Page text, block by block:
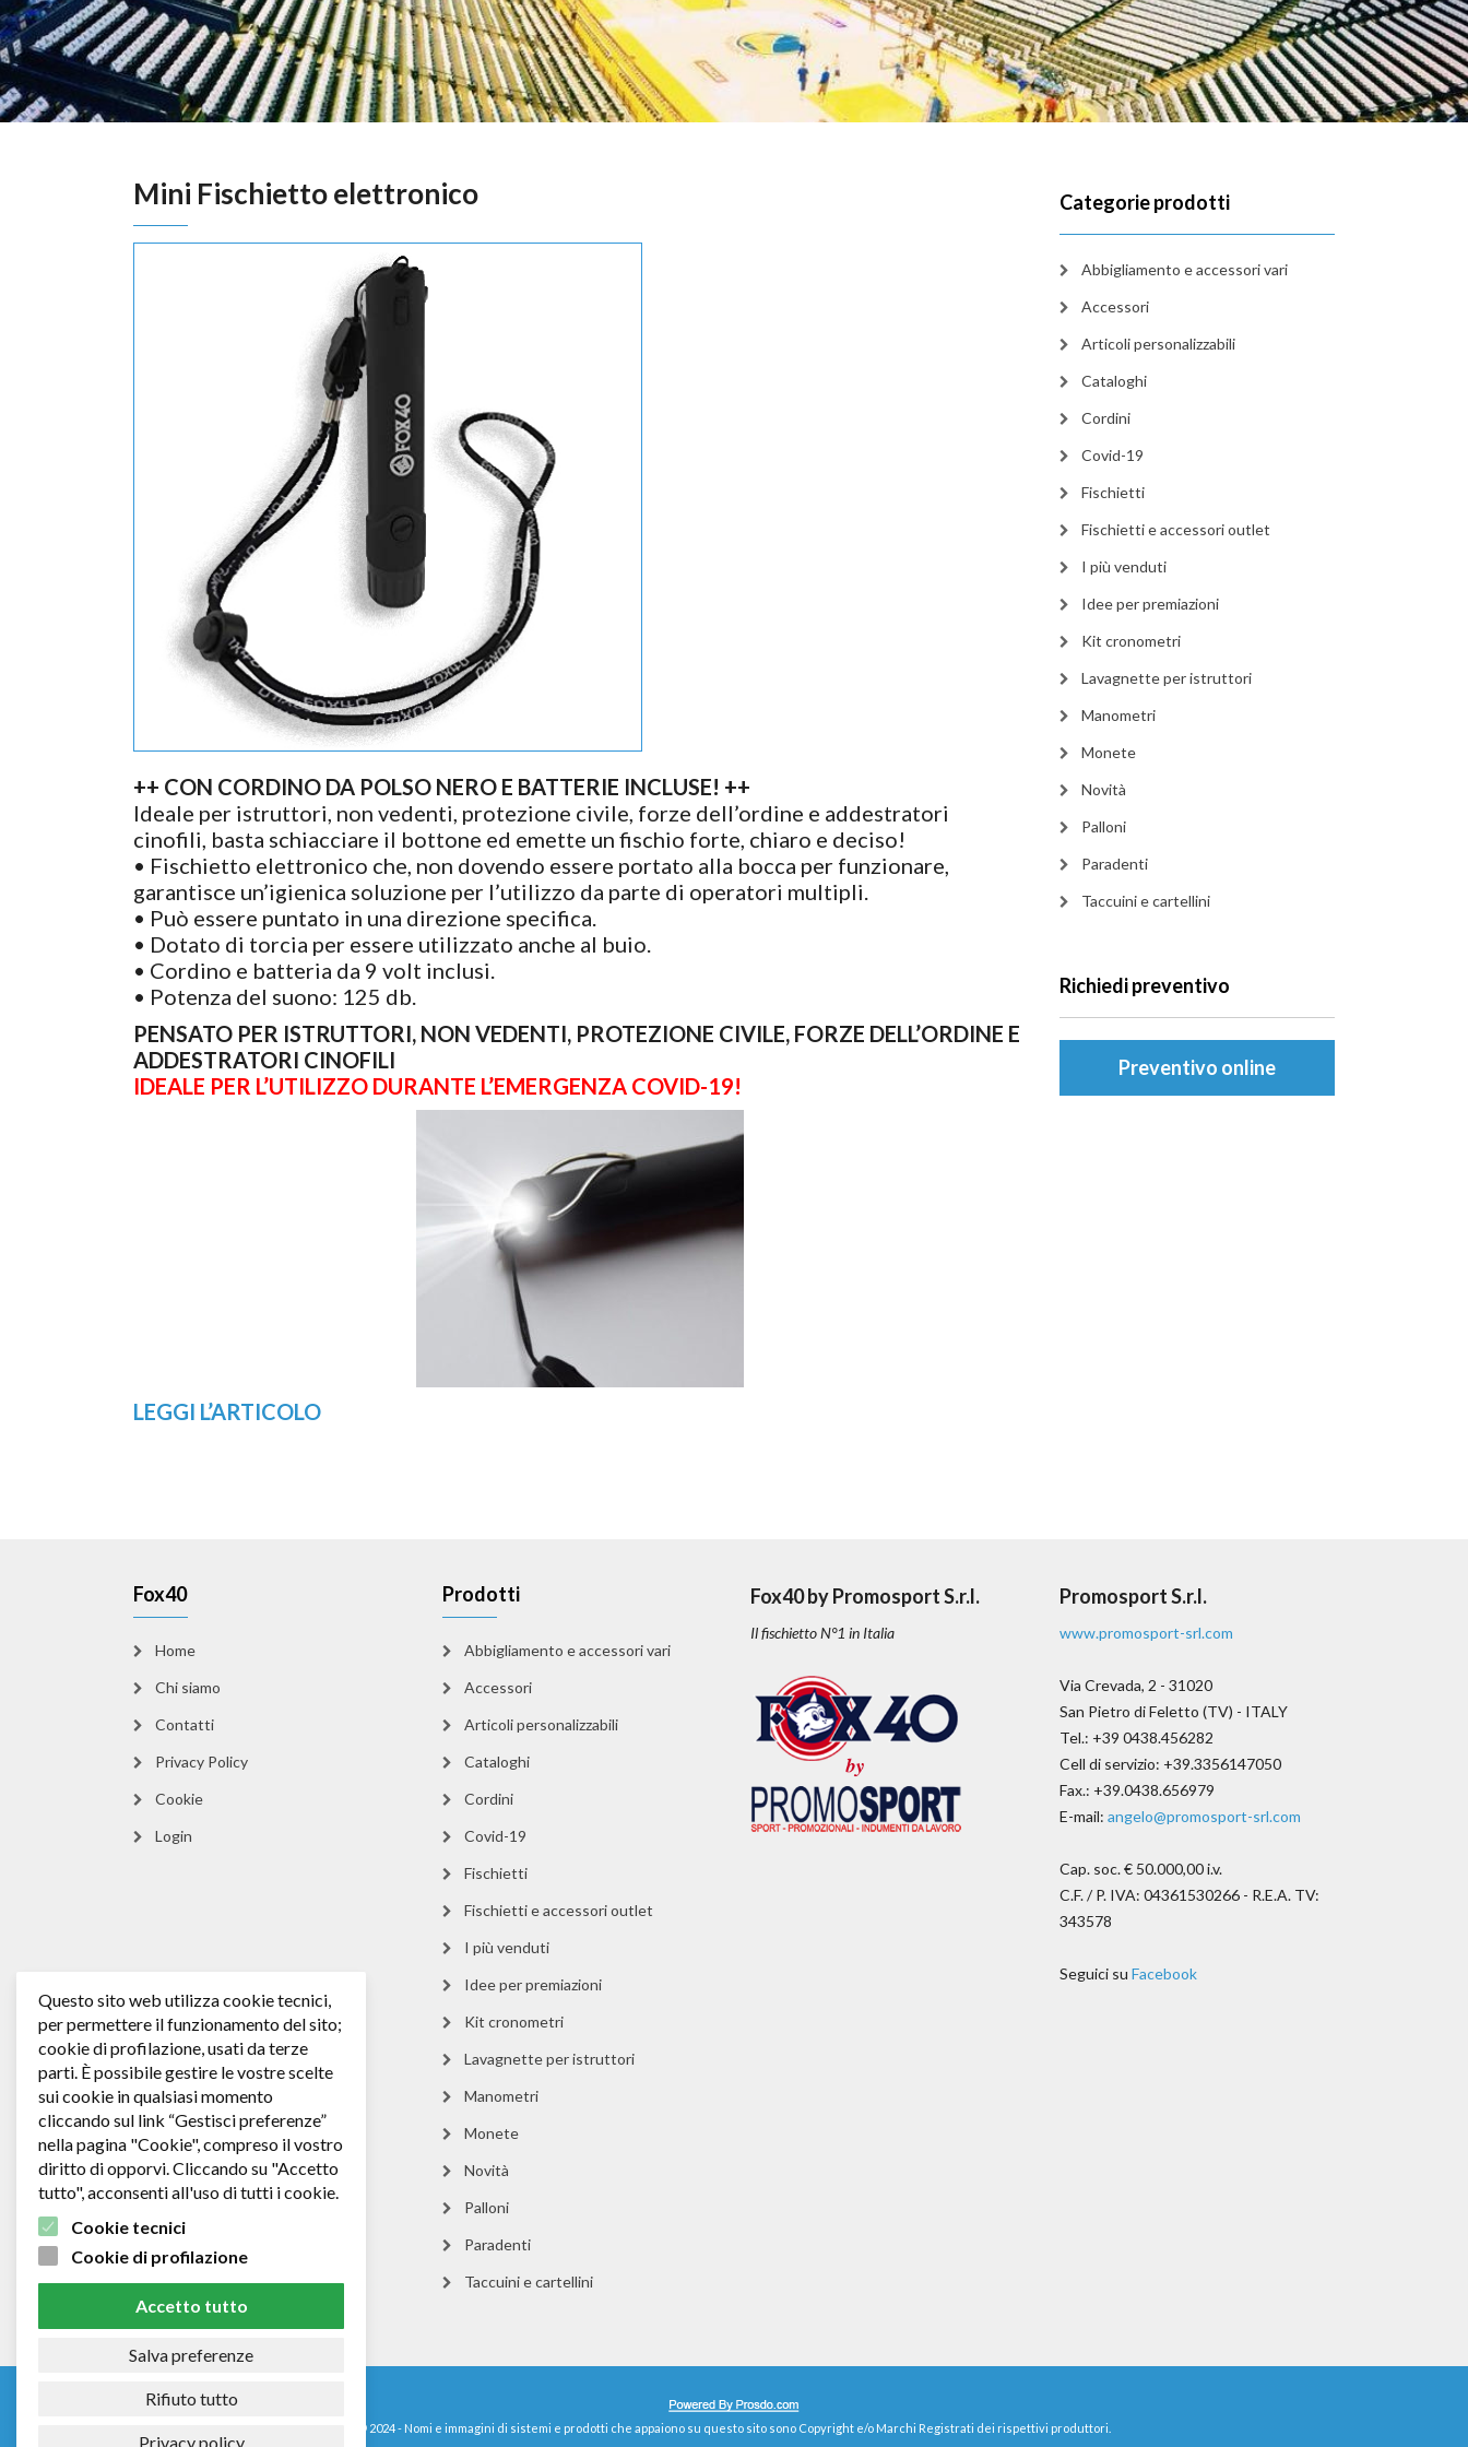
Mini Fischietto elettronico
++ CON CORDINO DA POLSO NERO E BATTERIE INCLUSE! ++
Ideale per istruttori, non vedenti, protezione civile, forze dell’ordine e addestratori
cinofili, basta schiacciare il bottone ed emette un fischio forte, chiaro e deciso!
• Fischietto elettronico che, non dovendo essere portato alla bocca per funzionare,
garantisce un’igienica soluzione per l’utilizzo da parte di operatori multipli.
• Può essere puntato in una direzione specifica.
• Dotato di torcia per essere utilizzato anche al buio.
• Cordino e batteria da 9 volt inclusi.
• Potenza del suono: 125 db.
PENSATO PER ISTRUTTORI, NON VEDENTI, PROTEZIONE CIVILE, FORZE DELL’ORDINE E
ADDESTRATORI CINOFILI
IDEALE PER L’UTILIZZO DURANTE L’EMERGENZA COVID-19!
LEGGI L’ARTICOLO
Categorie prodotti
Abbigliamento e accessori vari
Accessori
Articoli personalizzabili
Cataloghi
Cordini
Covid-19
Fischietti
Fischietti e accessori outlet
I più venduti
Idee per premiazioni
Kit cronometri
Lavagnette per istruttori
Manometri
Monete
Novità
Palloni
Paradenti
Taccuini e cartellini
Richiedi preventivo
Preventivo online
Fox40
Home
Chi siamo
Contatti
Privacy Policy
Cookie
Login
Prodotti
Abbigliamento e accessori vari
Accessori
Articoli personalizzabili
Cataloghi
Cordini
Covid-19
Fischietti
Fischietti e accessori outlet
I più venduti
Idee per premiazioni
Kit cronometri
Lavagnette per istruttori
Manometri
Monete
Novità
Palloni
Paradenti
Taccuini e cartellini
Fox40 by Promosport S.r.l.
Il fischietto N°1 in Italia
Promosport S.r.l.
www.promosport-srl.com
Via Crevada, 2 - 31020
San Pietro di Feletto (TV) - ITALY
Tel.: +39 0438.456282
Cell di servizio: +39.3356147050
Fax.: +39.0438.656979
E-mail: angelo@promosport-srl.com
Cap. soc. € 50.000,00 i.v.
C.F. / P. IVA: 04361530266 - R.E.A. TV:
343578
Seguici su Facebook
© 2024 - Nomi e immagini di sistemi e prodotti che appaiono su questo sito sono Copyright e/o Marchi Registrati dei rispettivi produttori.
Questo sito web utilizza cookie tecnici,
per permettere il funzionamento del sito;
cookie di profilazione, usati da terze
parti. È possibile gestire le vostre scelte
sui cookie in qualsiasi momento
cliccando sul link “Gestisci preferenze”
nella pagina "Cookie", compreso il vostro
diritto di opporvi. Cliccando su "Accetto
tutto", acconsenti all'uso di tutti i cookie.
Cookie tecnici
Cookie di profilazione
Accetto tutto
Salva preferenze
Rifiuto tutto
Privacy policy